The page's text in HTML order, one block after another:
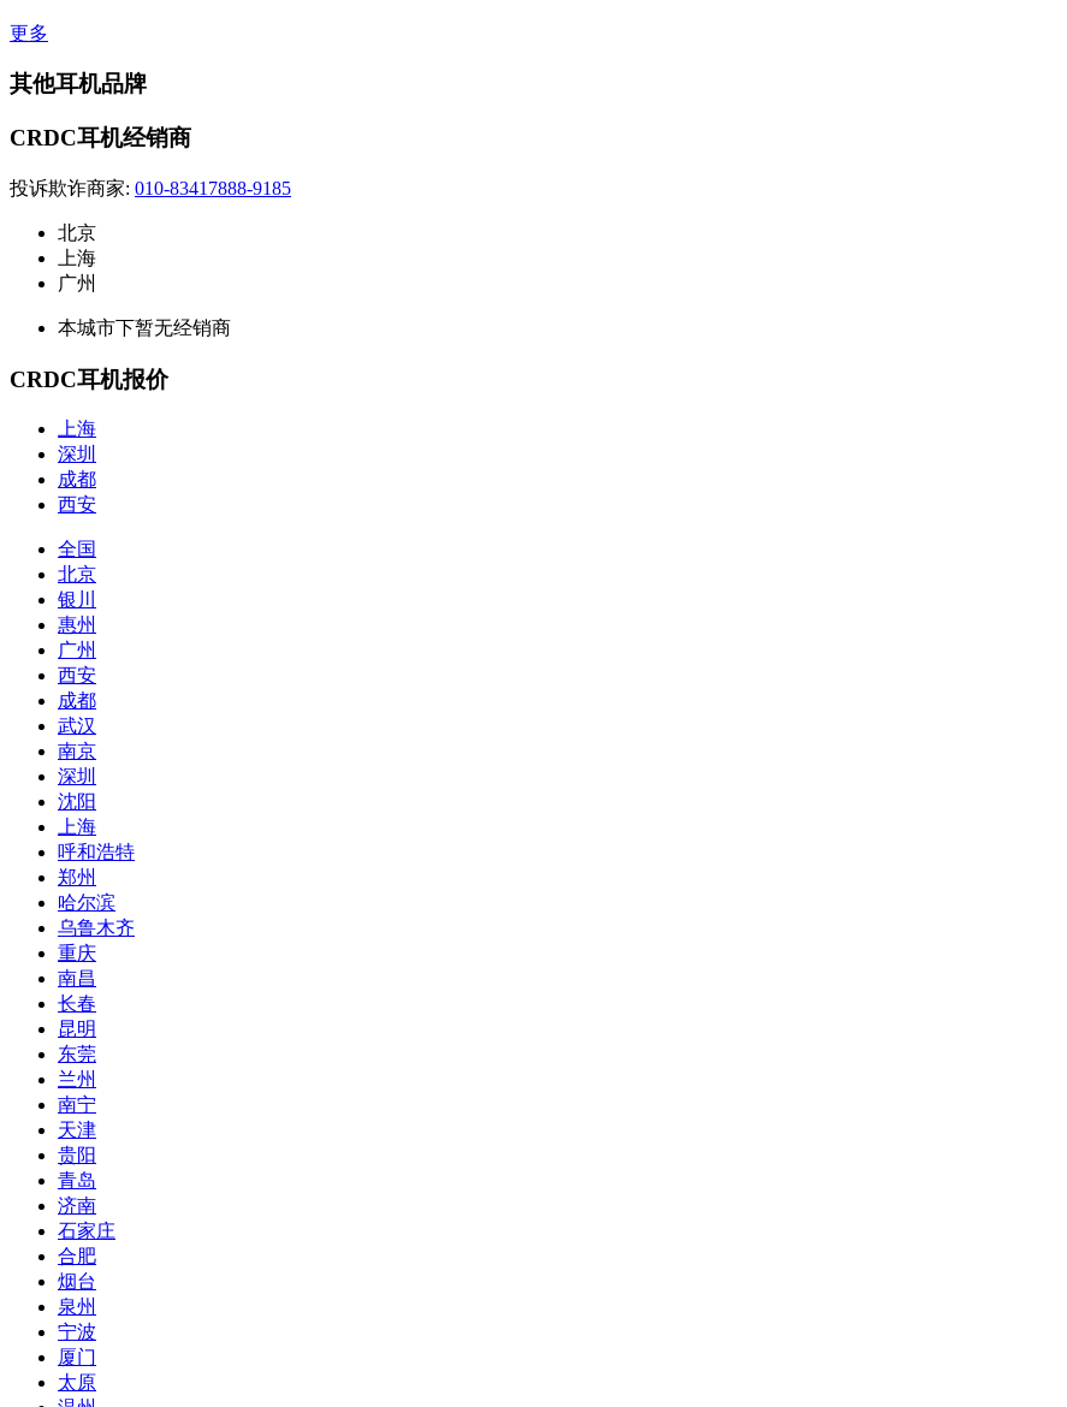
更多
其他耳机品牌
CRDC耳机经销商
投诉欺诈商家: 010-83417888-9185
北京
上海
广州
本城市下暂无经销商
CRDC耳机报价
上海
深圳
成都
西安
全国
北京
银川
惠州
广州
西安
成都
武汉
南京
深圳
沈阳
上海
呼和浩特
郑州
哈尔滨
乌鲁木齐
重庆
南昌
长春
昆明
东莞
兰州
南宁
天津
贵阳
青岛
济南
石家庄
合肥
烟台
泉州
宁波
厦门
太原